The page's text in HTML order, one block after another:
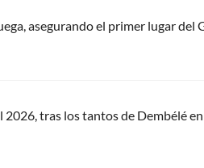
asegurando el primer lugar del
tras los tantos de Dembélé